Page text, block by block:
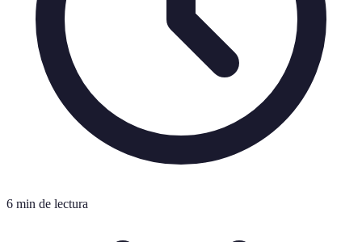
6 min de lectura